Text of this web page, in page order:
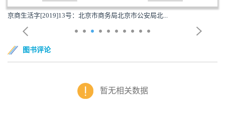
京商生活字[2019]13号：北京市商务局北京市公安局北...
图书评论
暂无相关数据